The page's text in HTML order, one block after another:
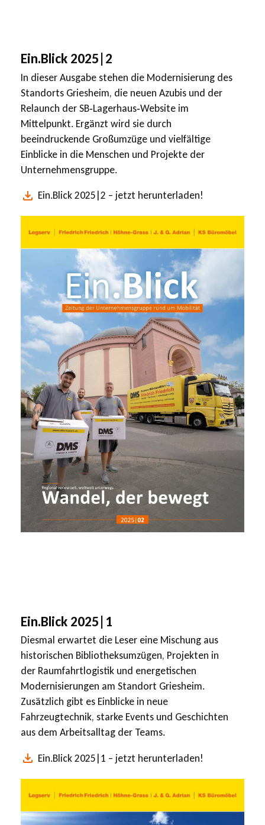
Ein.Blick 2025|2
In dieser Ausgabe stehen die Modernisierung des
Standorts Griesheim, die neuen Azubis und der
Relaunch der SB‑Lagerhaus‑Website im
Mittelpunkt. Ergänzt wird sie durch
beeindruckende Großumzüge und vielfältige
Einblicke in die Menschen und Projekte der
Unternehmensgruppe.
Ein.Blick 2025|2 – jetzt herunterladen!
Ein.Blick 2025|1
Diesmal erwartet die Leser eine Mischung aus
historischen Bibliotheksumzügen, Projekten in
der Raumfahrtlogistik und energetischen
Modernisierungen am Standort Griesheim.
Zusätzlich gibt es Einblicke in neue
Fahrzeugtechnik, starke Events und Geschichten
aus dem Arbeitsalltag der Teams.
Ein.Blick 2025|1 – jetzt herunterladen!